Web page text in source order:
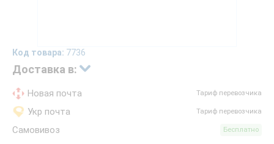
Код товара: 7736
Доставка в:
Новая почта Тариф перевозчика
Укр почта Тариф перевозчика
Самовивоз Бесплатно